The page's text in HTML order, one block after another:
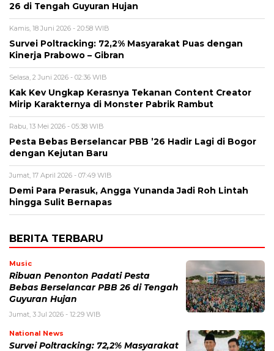
26 di Tengah Guyuran Hujan
Kamis, 18 Juni 2026 - 20:58 WIB
Survei Poltracking: 72,2% Masyarakat Puas dengan
Kinerja Prabowo – Gibran
Selasa, 2 Juni 2026 - 02:36 WIB
Kak Kev Ungkap Kerasnya Tekanan Content Creator
Mirip Karakternya di Monster Pabrik Rambut
Rabu, 13 Mei 2026 - 05:38 WIB
Pesta Bebas Berselancar PBB ’26 Hadir Lagi di Bogor
dengan Kejutan Baru
Jumat, 17 April 2026 - 07:49 WIB
Demi Para Perasuk, Angga Yunanda Jadi Roh Lintah
hingga Sulit Bernapas
BERITA TERBARU
Music
Ribuan Penonton Padati Pesta
Bebas Berselancar PBB 26 di Tengah
Guyuran Hujan
Jumat, 3 Jul 2026 - 12:29 WIB
National News
Survei Poltracking: 72,2% Masyarakat